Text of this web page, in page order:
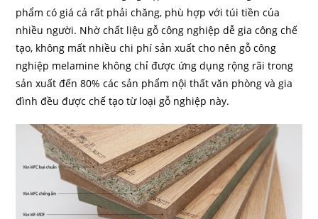
phẩm có giá cả rất phải chăng, phù hợp với túi tiền của
nhiều người. Nhờ chất liệu gỗ công nghiệp dễ gia công chế
tạo, không mất nhiều chi phí sản xuất cho nên gỗ công
nghiệp melamine không chỉ được ứng dụng rộng rãi trong
sản xuất đến 80% các sản phẩm nội thất văn phòng và gia
đình đều được chế tạo từ loại gỗ nghiệp này.